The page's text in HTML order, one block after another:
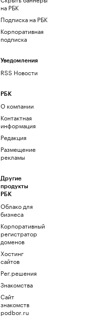
на РБК
Подписка на РБК
Корпоративная
подписка
Уведомления
RSS Новости
РБК
О компании
Контактная
информация
Редакция
Размещение
рекламы
Другие
продукты
РБК
Облако для
бизнеса
Корпоративный
регистратор
доменов
Хостинг
сайтов
Рег.решения
Знакомства
Сайт
знакомств
podbor.ru